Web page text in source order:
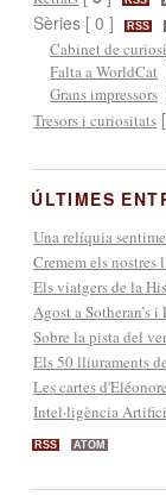
Sèries [ 0 ] RSS
Cabinet de
Falta a WorldCat
Grans impressors
Tresors i curiositats
ÚLTIMES
Una relíquia
Cremem els
Els viatgers de la
Agost a Sotheran’s
Sobre la pista del
Els 50 lliuraments
Les cartes d'Eléonore
Intel·ligència
RSS ATOM